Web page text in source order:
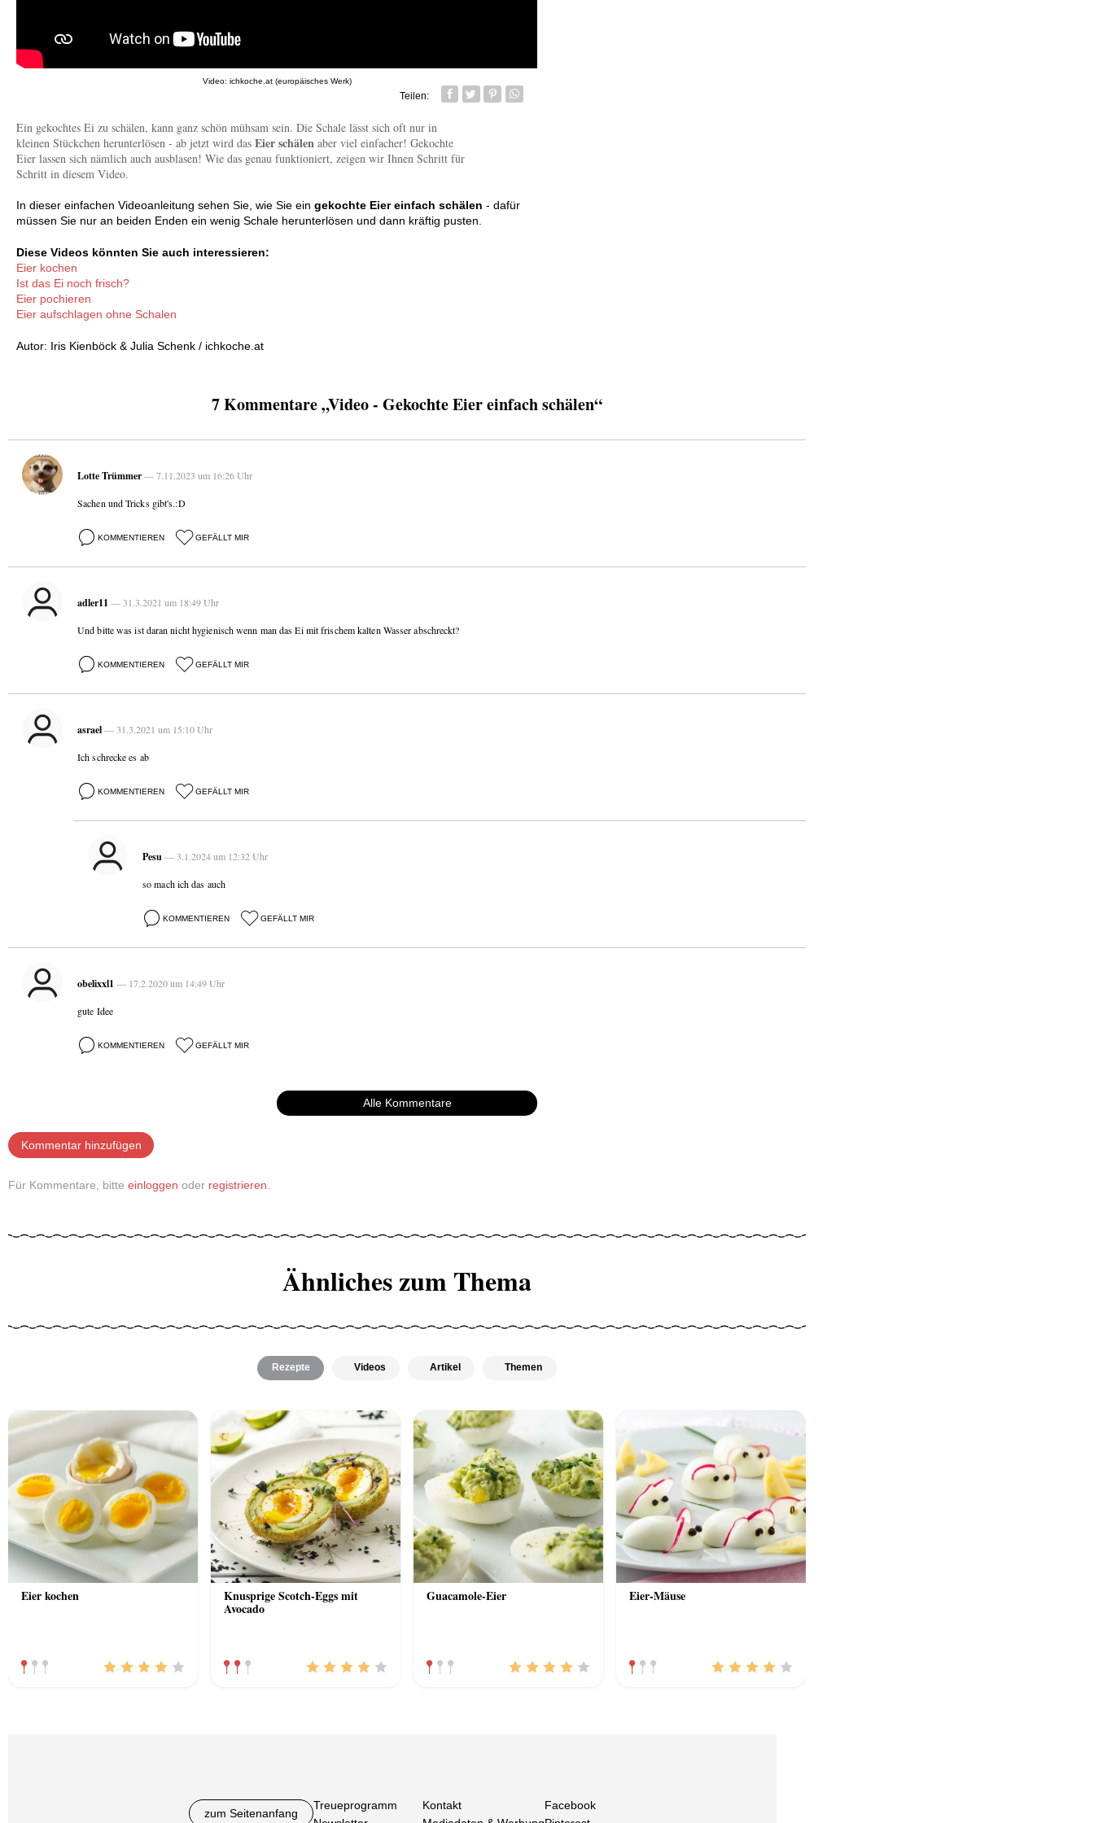
Video: ichkoche.at (europäisches Werk)
Teilen:
Facebook
TwitterPin itWhatsapp senden
Ein gekochtes Ei zu schälen, kann ganz schön mühsam sein. Die Schale lässt sich oft nur in
kleinen Stückchen herunterlösen - ab jetzt wird das Eier schälen aber viel einfacher! Gekochte
Eier lassen sich nämlich auch ausblasen! Wie das genau funktioniert, zeigen wir Ihnen Schritt für
Schritt in diesem Video.
In dieser einfachen Videoanleitung sehen Sie, wie Sie ein gekochte Eier einfach schälen - dafür
müssen Sie nur an beiden Enden ein wenig Schale herunterlösen und dann kräftig pusten.
Diese Videos könnten Sie auch interessieren:
Eier kochen
Ist das Ei noch frisch?
Eier pochieren
Eier aufschlagen ohne Schalen
Autor: Iris Kienböck & Julia Schenk / ichkoche.at
7 Kommentare „Video - Gekochte Eier einfach schälen“
Lotte Trümmer— 7.11.2023 um 16:26 Uhr
Sachen und Tricks gibt's.:D
KOMMENTIEREN GEFÄLLT MIR
adler11 — 31.3.2021 um 18:49 Uhr
Und bitte was ist daran nicht hygienisch wenn man das Ei mit frischem kalten Wasser abschreckt?
KOMMENTIEREN GEFÄLLT MIR
asrael— 31.3.2021 um 15:10 Uhr
Ich schrecke es ab
KOMMENTIEREN GEFÄLLT MIR
Pesu— 3.1.2024 um 12:32 Uhr
so mach ich das auch
KOMMENTIEREN GEFÄLLT MIR
obelixxl1 — 17.2.2020 um 14:49 Uhr
gute Idee
KOMMENTIEREN GEFÄLLT MIR
Alle Kommentare
Kommentar hinzufügen
Für Kommentare, bitte einloggen oder registrieren
Ähnliches zum Thema
Rezepte Videos Artikel Themen
Eier kochen Knusprige Scotch-Eggs mit
Avocado
Guacamole-Eier Eier-Mäuse
zum Seitenanfang
Treueprogramm
Kontakt
Facebook